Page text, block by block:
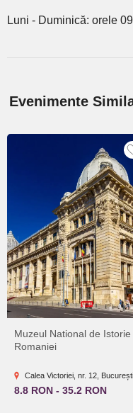
Luni - Duminică: orele
Evenimente
Muzeul National de Istorie
Romaniei
Calea Victoriei, nr. 12, București
8.8 RON - 35.2 RON